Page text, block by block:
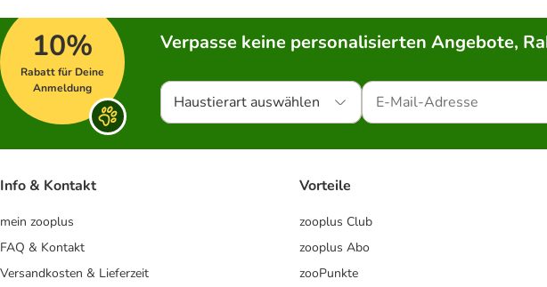
10%
Rabatt für Deine
Anmeldung
Verpasse keine personalisierten Angebote,
Haustierart auswählen
Info & Kontakt
mein zooplus
FAQ & Kontakt
Versandkosten & Lieferzeit
Vorteile
zooplus Club
zooplus Abo
zooPunkte